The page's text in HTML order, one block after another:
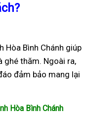
Hòa Bình Chánh giúp
ghé thăm. Ngoài ra,
đảm bảo mang lại
Hòa Bình Chánh